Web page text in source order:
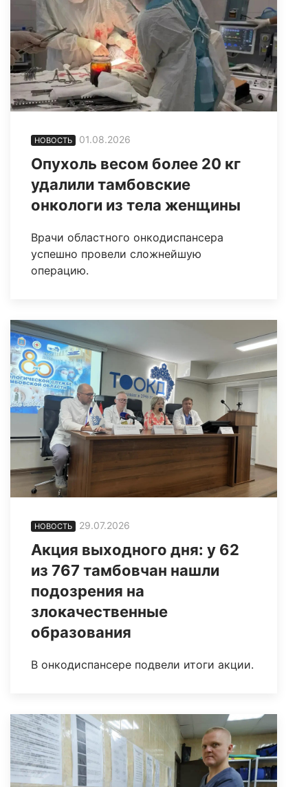
НОВОСТЬ 01.08.2026
Опухоль весом более 20 кг
удалили тамбовские
онкологи из тела женщины
Врачи областного онкодиспансера
успешно провели сложнейшую
операцию.
НОВОСТЬ 29.07.2026
Акция выходного дня: у 62
из 767 тамбовчан нашли
подозрения на
злокачественные
образования
В онкодиспансере подвели итоги акции.